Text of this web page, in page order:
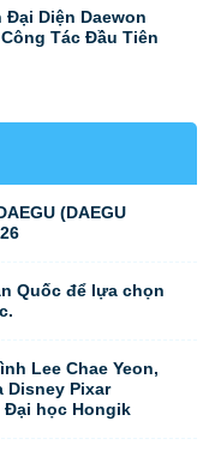
Diện Daewon
Tác Đầu Tiên
(DAEGU
Quốc để lựa chọn
Lee Chae Yeon,
Disney Pixar
học Hongik